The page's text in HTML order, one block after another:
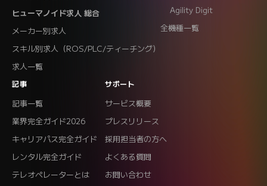
ヒューマノイド求人 総合
メーカー別求人
スキル別求人（ROS/PLC/ティーチング）
求人一覧
Agility Digit
全機種一覧
記事
記事一覧
業界完全ガイド2026
キャリアパス完全ガイド
レンタル完全ガイド
テレオペレーターとは
サポート
サービス概要
プレスリリース
採用担当者の方へ
よくある質問
お問い合わせ